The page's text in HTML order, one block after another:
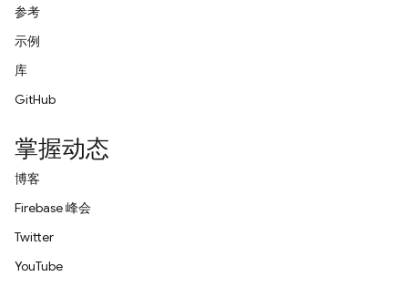
参考
示例
库
GitHub
掌握动态
博客
Firebase 峰会
Twitter
YouTube